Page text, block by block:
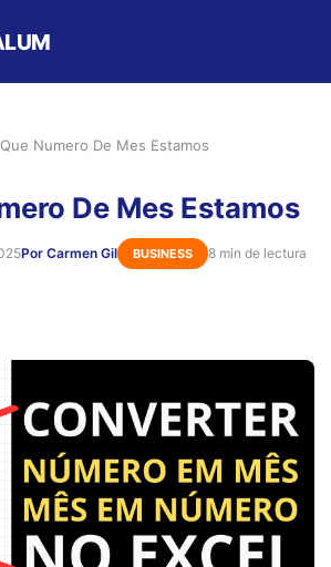
Numero De Mes Estamos
De Mes Estamos
Por Carmen Gil BUSINESS 8 min de lectura